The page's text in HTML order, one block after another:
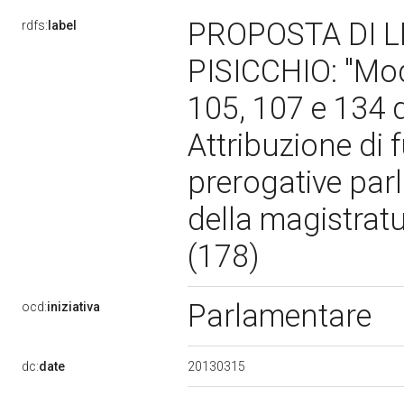
rdfs: label
PROPOSTA DI
PISICCHIO:
105, 107 e 134
Attribuzione di
prerogative
della
(178)
ocd:iniziativa Parlamentare
dc:date 20130315